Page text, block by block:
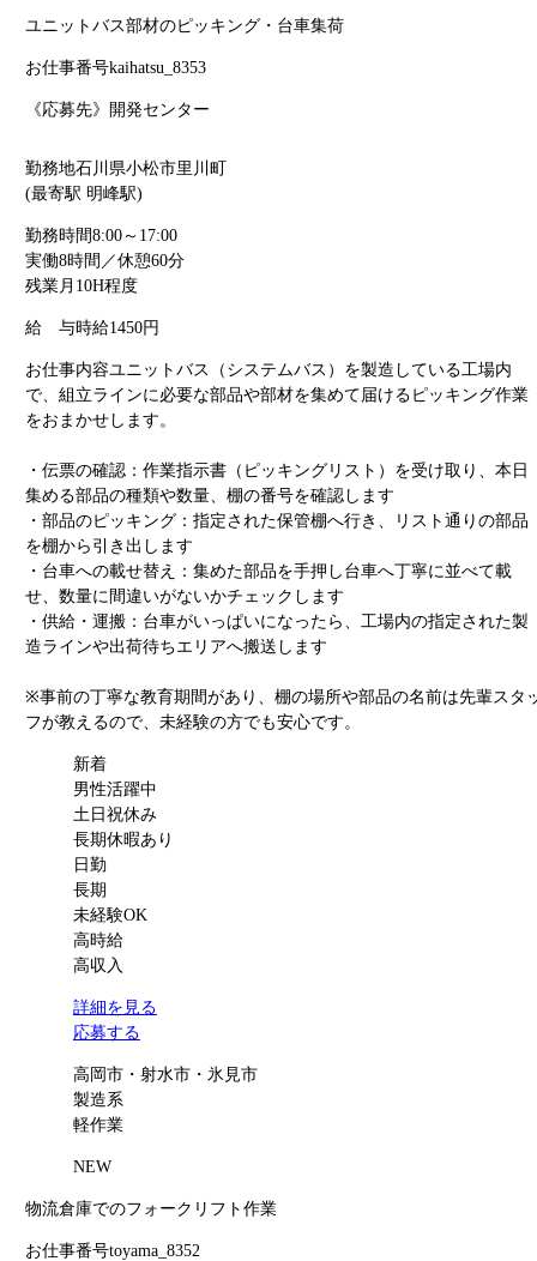
ユニットバス部材のピッキング・台車集荷
お仕事番号kaihatsu_8353
《応募先》開発センター
勤務地石川県小松市里川町
(最寄駅 明峰駅)
勤務時間8:00～17:00
実働8時間／休憩60分
残業月10H程度
給 与時給1450円
お仕事内容ユニットバス（システムバス）を製造している工場内
で、組立ラインに必要な部品や部材を集めて届けるピッキング作業
をおまかせします。
・伝票の確認：作業指示書（ピッキングリスト）を受け取り、本日
集める部品の種類や数量、棚の番号を確認します
・部品のピッキング：指定された保管棚へ行き、リスト通りの部品
を棚から引き出します
・台車への載せ替え：集めた部品を手押し台車へ丁寧に並べて載
せ、数量に間違いがないかチェックします
・供給・運搬：台車がいっぱいになったら、工場内の指定された製
造ラインや出荷待ちエリアへ搬送します
※事前の丁寧な教育期間があり、棚の場所や部品の名前は先輩スタ
フが教えるので、未経験の方でも安心です。
新着
男性活躍中
土日祝休み
長期休暇あり
日勤
長期
未経験OK
高時給
高収入
詳細を見る
応募する
高岡市・射水市・氷見市
製造系
軽作業
NEW
物流倉庫でのフォークリフト作業
お仕事番号toyama_8352